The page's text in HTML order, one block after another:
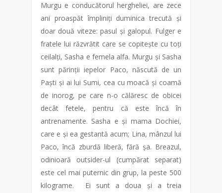
Murgu e conducătorul hergheliei, are zece
ani proaspăt împliniți duminica trecută și
doar două viteze: pasul și galopul. Fulger e
fratele lui răzvrătit care se copitește cu toți
ceilalți, Sasha e femela alfa. Murgu și Sasha
sunt părinții iepelor Paco, născută de un
Paști și ai lui Sumi, cea cu moacă și coamă
de inorog, pe care n-o călăresc de obicei
decât fetele, pentru că este încă în
antrenamente. Sasha e și mama Dochiei,
care e și ea gestantă acum; Lina, mânzul lui
Paco, încă zburdă liberă, fără șa. Breazul,
odinioară outsider-ul (cumpărat separat)
este cel mai puternic din grup, la peste 500
kilograme. Ei sunt a doua și a treia